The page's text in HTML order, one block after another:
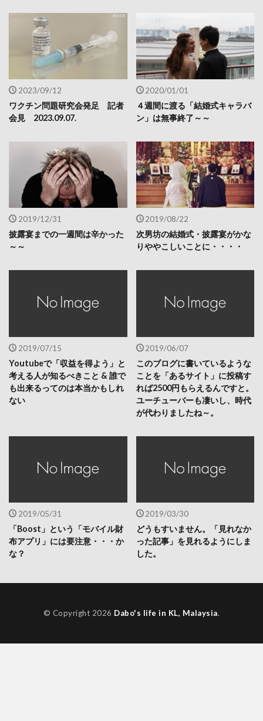
2023/09/12
ワクチン問題研究会発足 記者
会見 2023.09.07.
2020/01/01
４週間に渡る「結婚式キャラバ
ン」は無事終了～～
2019/12/31
披露宴までの一週間は辛かった
～～
2019/08/22
次男坊の結婚式・披露宴がかな
りややこしいことに・・・・
2019/07/15
Youtubeで「収益を得よう」と
考える人が知るべきこと & 誰で
も出来るってのは本当かもしれ
ない
2019/06/07
このブログに書いているような
ことを「あるサイト」に投稿す
れば2500円もらえるんですと。
ユーチューバーも凄いし、時代
が代わりましたね～。
2019/05/31
「Boost」という「モバイル財
布アプリ」には要注意・・・か
な？
2019/03/30
どうもすいません。「見れなか
った記事」を見れるようにしま
した。
© Copyright 2026 Dabo's life in KL, Malaysia.